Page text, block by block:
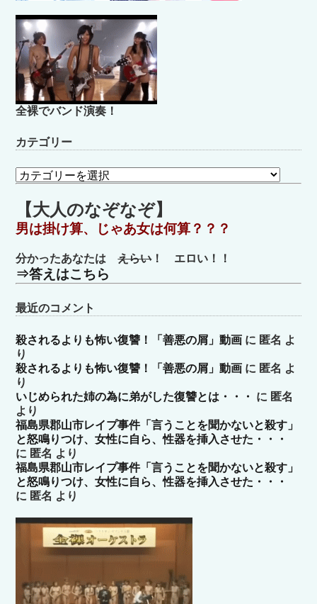
全裸でバンド演奏！
カテゴリー
カ
テ
ゴ
リ
ー
【大人のなぞなぞ】
男は掛け算、じゃあ女は何算？？？
分かったあなたはえらい！ エロい！！
⇒答えはこちら
最近のコメント
殺されるよりも怖い復讐！「善悪の屑」動画 に 匿名 よ
り
殺されるよりも怖い復讐！「善悪の屑」動画 に 匿名 よ
り
いじめられた姉の為に弟がした復讐とは・・・
に 匿名
より
福島県郡山市レイプ事件「言うことを聞かないと殺す」
と怒鳴りつけ、女性に自ら、性器を挿入させた・・・
に 匿名 より
福島県郡山市レイプ事件「言うことを聞かないと殺す」
と怒鳴りつけ、女性に自ら、性器を挿入させた・・・
に 匿名 より